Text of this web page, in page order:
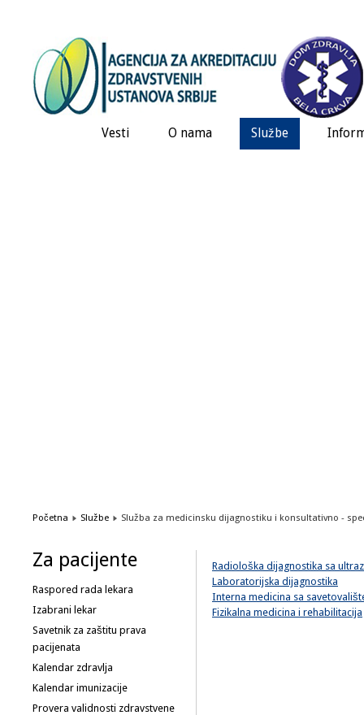
Vesti O nama Službe
Početna Službe Služba za medicinsku dijagnostiku i konsultativno -
Za pacijente
Raspored rada lekara
Izabrani lekar
Savetnik za zaštitu prava
pacijenata
Kalendar zdravlja
Kalendar imunizacije
Provera validnosti zdravstvene
Radiološka dijagnostika sa
Laboratorijska dijagnostika
Interna medicina sa
Fizikalna medicina i rehabilitacija